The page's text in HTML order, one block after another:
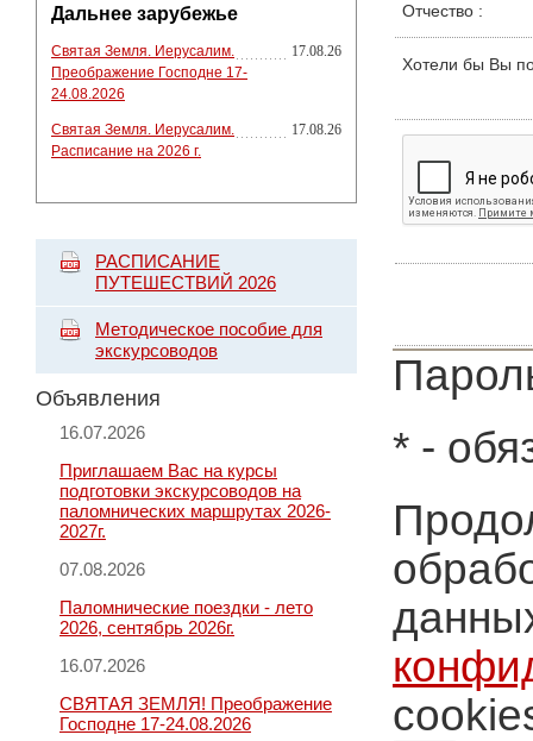
Дальнее зарубежье
Святая Земля. Иерусалим.
Преображение Господне 17-
24.08.2026
17.08.26
Святая Земля. Иерусалим.
Расписание на 2026 г.
17.08.26
РАСПИСАНИЕ
ПУТЕШЕСТВИЙ 2026
Методическое пособие для
экскурсоводов
Объявления
16.07.2026
Приглашаем Вас на курсы
подготовки экскурсоводов на
паломнических маршрутах 2026-
2027г.
07.08.2026
Паломнические поездки - лето
2026, сентябрь 2026г.
16.07.2026
СВЯТАЯ ЗЕМЛЯ! Преображение
Господне 17-24.08.2026
Отчество :
Хотели бы Вы
* -